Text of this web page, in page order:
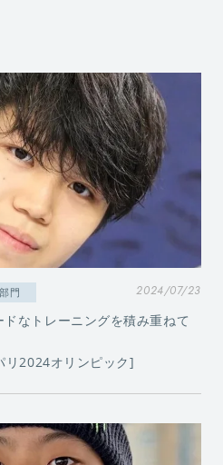
門 2024/07/23
なトレーニングを積み重ねて
リ2024オリンピック]